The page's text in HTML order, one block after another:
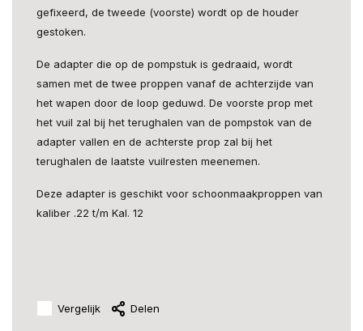
gefixeerd, de tweede (voorste) wordt op de houder
gestoken.
De adapter die op de pompstuk is gedraaid, wordt
samen met de twee proppen vanaf de achterzijde van
het wapen door de loop geduwd. De voorste prop met
het vuil zal bij het terughalen van de pompstok van de
adapter vallen en de achterste prop zal bij het
terughalen de laatste vuilresten meenemen.
Deze adapter is geschikt voor schoonmaakproppen van
kaliber .22 t/m Kal. 12
Vergelijk Delen